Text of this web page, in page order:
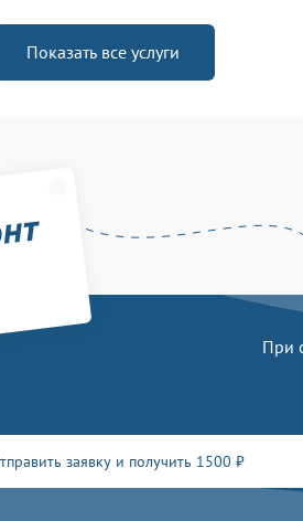
Показать все услуги
При
заявку и получить 1500 ₽